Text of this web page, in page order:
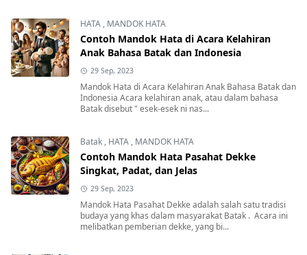
HATA , MANDOK HATA
Contoh Mandok Hata di Acara Kelahiran
Anak Bahasa Batak dan Indonesia
29 Sep, 2023
Mandok Hata di Acara Kelahiran Anak Bahasa Batak dan
Indonesia Acara kelahiran anak, atau dalam bahasa
Batak disebut " esek-esek ni nas...
Batak , HATA , MANDOK HATA
Contoh Mandok Hata Pasahat Dekke
Singkat, Padat, dan Jelas
29 Sep, 2023
Mandok Hata Pasahat Dekke adalah salah satu tradisi
budaya yang khas dalam masyarakat Batak . Acara ini
melibatkan pemberian dekke, yang bi...